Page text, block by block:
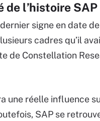
de l’histoire SAP
signe en date
cadres qu’il
Constellation
une réelle influence
SAP se